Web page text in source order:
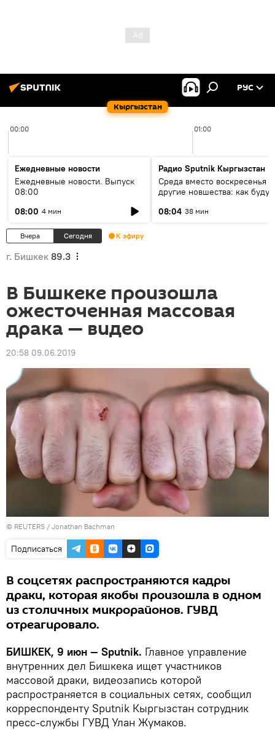
Кыргызстан
РУС
00:00 01:00
Ежедневные новости
Ежедневные новости. Выпуск
08:00
08:00 4 мин
Радио Sputnik Кыргызстан
Среда вместо воскресенья и
другие новшества: как будут
08:04 38 мин
Вчера Сегодня К эфиру
г. Бишкек 89.3
В Бишкеке произошла
ожесточенная массовая
драка — видео
20:58 09.06.2019
© REUTERS / Jonathan Bachman
Подписаться
В соцсетях распространяются кадры
драки, которая якобы произошла в одном
из столичных микрорайонов. ГУВД
отреагировало.
БИШКЕК, 9 июн — Sputnik. Главное управление
внутренних дел Бишкека ищет участников
массовой драки, видеозапись которой
распространяется в социальных сетях, сообщил
корреспонденту Sputnik Кыргызстан сотрудник
пресс-службы ГУВД Улан Жумаков.